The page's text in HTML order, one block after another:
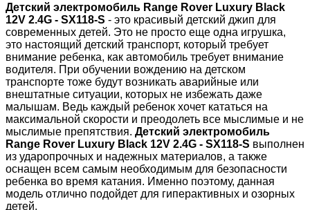
Детский электромобиль Range Rover Luxury Black
12V 2.4G - SX118-S - это красивый детский джип для
современных детей. Это не просто еще одна игрушка,
это настоящий детский транспорт, который требует
внимание ребенка, как автомобиль требует внимание
водителя. При обучении вождению на детском
транспорте тоже будут возникать аварийные или
внештатные ситуации, которых не избежать даже
малышам. Ведь каждый ребенок хочет кататься на
максимальной скорости и преодолеть все мыслимые и не
мыслимые препятствия. Детский электромобиль
Range Rover Luxury Black 12V 2.4G - SX118-S выполнен
из ударопрочных и надежных материалов, а также
оснащен всем самым необходимым для безопасности
ребенка во время катания. Именно поэтому, данная
модель отлично подойдет для гиперактивных и озорных
детей.